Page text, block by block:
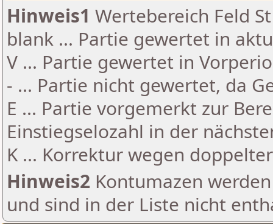
Hinweis1 Wertebereich Feld
blank ... Partie gewertet in
V ... Partie gewertet in
- ... Partie nicht gewertet, da
E ... Partie vorgemerkt zur
Einstiegselozahl in der
K ... Korrektur wegen
Hinweis2 Kontumazen
und sind in der Liste nicht